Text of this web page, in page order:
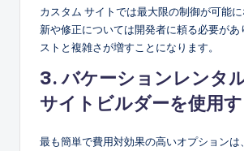
カスタム サイトでは最大限の制御が可能
新や修正については開発者に頼る必要があ
ストと複雑さが増すことになります。
3. バケーションレンタ
サイトビルダーを使用
最も簡単で費用対効果の高いオプションは